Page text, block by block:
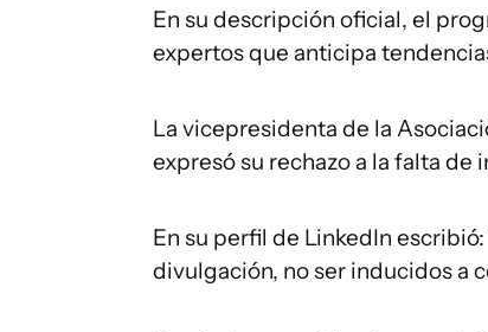
En su descripción oficial, el
expertos que anticipa
La vicepresidenta de la
expresó su rechazo a la falta
En su perfil de LinkedIn
divulgación, no ser inducidos a